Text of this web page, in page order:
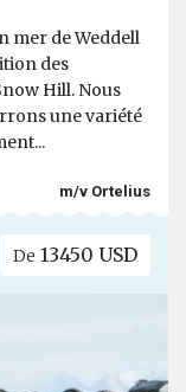
mer de Weddell
des
Hill. Nous
une variété
m/v Ortelius
De 13450 USD